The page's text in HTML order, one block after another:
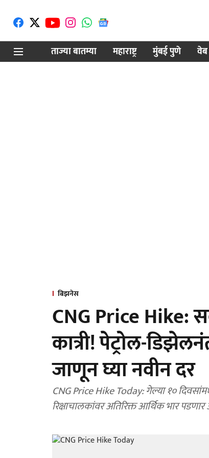
ताज्या बातम्या
महाराष्ट्र मुंबई पुणे वेब
बिझनेस
CNG Price Hike:
कात्री! पेट्रोल-
जाणून घ्या नवीन दर
CNG Price Hike Today: गेल्या १०
रिक्षाचालकांवर अतिरिक्त आर्थिक भार